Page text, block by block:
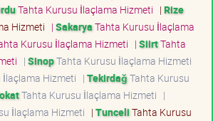
Tahta Kurusu İlaçlama Hizmeti | Rize
Hizmeti | SakaryaTahta Kurusu İlaçlama
Kurusu İlaçlama Hizmeti | SiirtTahta
| SinopTahta Kurusu İlaçlama Hizmeti
Hizmeti | TekirdağTahta Kurusu
Tahta Kurusu İlaçlama Hizmeti |
İlaçlama Hizmeti | TunceliTahta Kurusu